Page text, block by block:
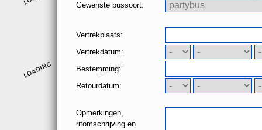
Gewenste bussoort:
Vertrekplaats:
Vertrekdatum:
Bestemming:
Retourdatum:
Opmerkingen,
ritomschrijving en